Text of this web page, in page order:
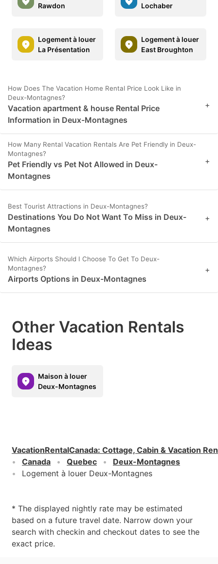
Rawdon
Lochaber
Logement à louer
La Présentation
Logement à louer
East Broughton
How Does The Vacation Home Rental Price Look Like in
Deux-Montagnes?
Vacation apartment & house Rental Price
Information in Deux-Montagnes
+
How Many Rental Vacation Rentals Are Pet Friendly in Deux-
Montagnes?
Pet Friendly vs Pet Not Allowed in Deux-
Montagnes
+
Best Tourist Attractions in Deux-Montagnes?
Destinations You Do Not Want To Miss in Deux-
Montagnes
+
Which Airports Should I Choose To Get To Deux-
Montagnes?
Airports Options in Deux-Montagnes
+
Other Vacation Rentals
Ideas
Maison à louer
Deux-Montagnes
VacationRentalCanada: Cottage, Cabin & Vacation
Canada
Quebec
Deux-Montagnes
Logement à louer Deux-Montagnes
* The displayed nightly rate may be estimated
based on a future travel date. Narrow down your
search with checkin and checkout dates to see the
exact price.